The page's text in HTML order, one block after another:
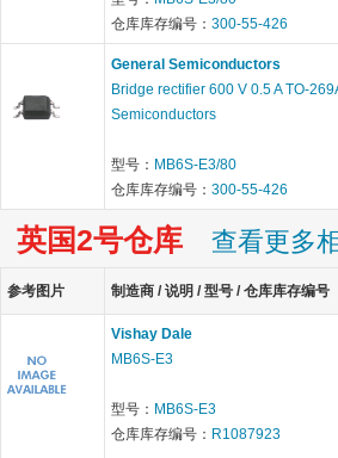
仓库库存编号： 300-55-426
General Semiconductors
Bridge rectifier 600 V 0.5 A TO-
Semiconductors
型号： MB6S-E3/80
仓库库存编号： 300-55-426
英国2号仓库 查看更多
参考图片 制造商 / 说明 / 型号 / 仓库库存编号
Vishay Dale
MB6S-E3
型号： MB6S-E3
仓库库存编号： R1087923